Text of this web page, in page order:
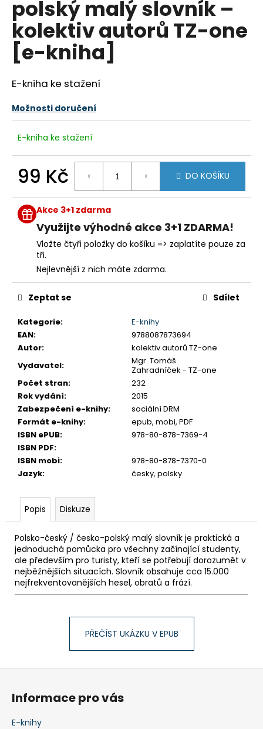
polský malý slovník –
kolektiv autorů TZ-one
[e-kniha]
E-kniha ke stažení
Možnosti doručení
E-kniha ke stažení
99 Kč
cena:
DO KOŠÍKU
Akce 3+1 zdarma
Využijte výhodné akce 3+1 ZDARMA!
Vložte čtyři položky do košíku => zaplatíte pouze za
tři.
Nejlevnější z nich máte zdarma.
Kategorie:
E-knihy
EAN:
9788087873694
Autor:
kolektiv autorů TZ-one
Vydavatel:
Mgr. Tomáš
Zahradníček - TZ-one
Počet stran:
232
Rok vydání:
2015
Zabezpečení e-knihy:
sociální DRM
Formát e-knihy:
epub, mobi, PDF
ISBN ePUB:
978-80-878-7369-4
ISBN PDF:
ISBN mobi:
978-80-878-7370-0
Jazyk: česky, polsky
Zeptat se Sdílet
Popis Diskuze
Polsko-český / česko-polský malý slovník je praktická a
jednoduchá pomůcka pro všechny začínající studenty,
ale především pro turisty, kteří se potřebují dorozumět v
nejběžnějších situacích. Slovník obsahuje cca 15.000
nejfrekventovanějších hesel, obratů a frází.
PŘEČÍST UKÁZKU V EPUB
a
í
t
?
o
p
u
e
m
e
Z
Informace pro vás
E-knihy